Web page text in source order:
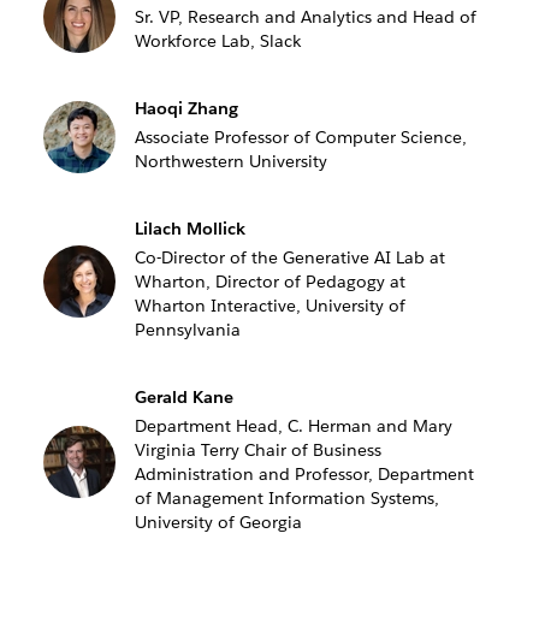
Sr. VP, Research and Analytics and Head of
Workforce Lab, Slack
Haoqi Zhang
Associate Professor of Computer Science,
Northwestern University
Lilach Mollick
Co-Director of the Generative AI Lab at
Wharton, Director of Pedagogy at
Wharton Interactive, University of
Pennsylvania
Gerald Kane
Department Head, C. Herman and Mary
Virginia Terry Chair of Business
Administration and Professor, Department
of Management Information Systems,
University of Georgia